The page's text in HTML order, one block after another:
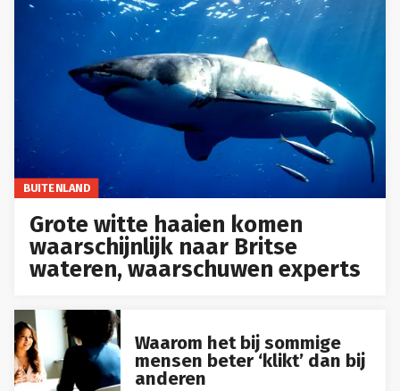
BUITENLAND
Grote witte haaien komen
waarschijnlijk naar Britse
wateren, waarschuwen experts
Waarom het bij sommige
mensen beter ‘klikt’ dan bij
anderen